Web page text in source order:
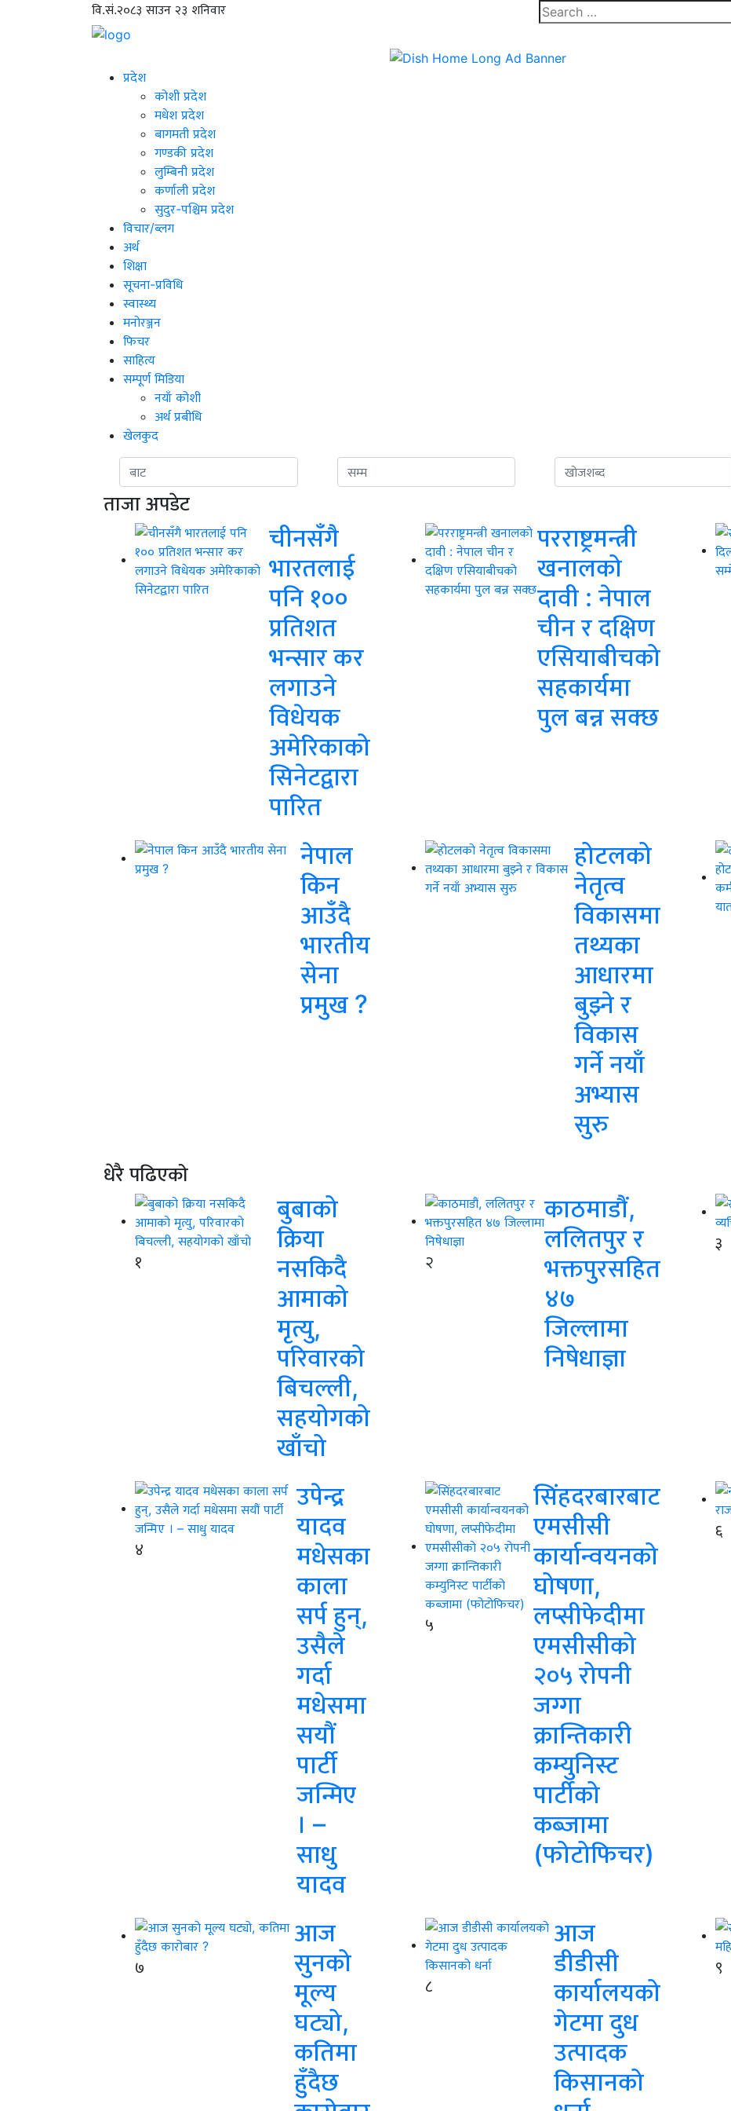
वि.सं.२०८३ साउन २३ शनिवार
प्रदेश
कोशी प्रदेश
मधेश प्रदेश
बागमती प्रदेश
गण्डकी प्रदेश
लुम्बिनी प्रदेश
कर्णाली प्रदेश
सुदुर-पश्चिम प्रदेश
विचार/ब्लग
अर्थ
शिक्षा
सूचना-प्रविधि
स्वास्थ्य
मनोरञ्जन
फिचर
साहित्य
सम्पूर्ण मिडिया
नयाँ कोशी
अर्थ प्रबीधि
खेलकुद
ताजा अपडेट
चीनसँगै
भारतलाई
पनि १००
प्रतिशत
भन्सार कर
लगाउने
विधेयक
अमेरिकाको
सिनेटद्वारा
पारित
परराष्ट्रमन्त्री
खनालको
दावी : नेपाल
चीन र दक्षिण
एसियाबीचको
सहकार्यमा
पुल बन्न सक्छ
नेपाल
किन
आउँदै
भारतीय
सेना
प्रमुख ?
होटलको
नेतृत्व
विकासमा
तथ्यका
आधारमा
बुझ्ने र
विकास
गर्ने नयाँ
अभ्यास
सुरु
धेरै पढिएको
१
बुबाको
क्रिया
नसकिदै
आमाको
मृत्यु,
परिवारको
बिचल्ली,
सहयोगको
खाँचो
२
काठमाडौं,
ललितपुर र
भक्तपुरसहित
४७
जिल्लामा
निषेधाज्ञा
३
४
उपेन्द्र
यादव
मधेसका
काला
सर्प हुन्,
उसैले
गर्दा
मधेसमा
सयौं
पार्टी
जन्मिए
। –
साधु
यादव
५
सिंहदरबारबाट
एमसीसी
कार्यान्वयनको
घोषणा,
लप्सीफेदीमा
एमसीसीको
२०५ रोपनी
जग्गा
क्रान्तिकारी
कम्युनिस्ट
पार्टीको
कब्जामा
(फोटोफिचर)
६
७
आज
सुनको
मूल्य
घट्यो,
कतिमा
हुँदैछ
८
आज
डीडीसी
कार्यालयको
गेटमा दुध
उत्पादक
किसानको
९